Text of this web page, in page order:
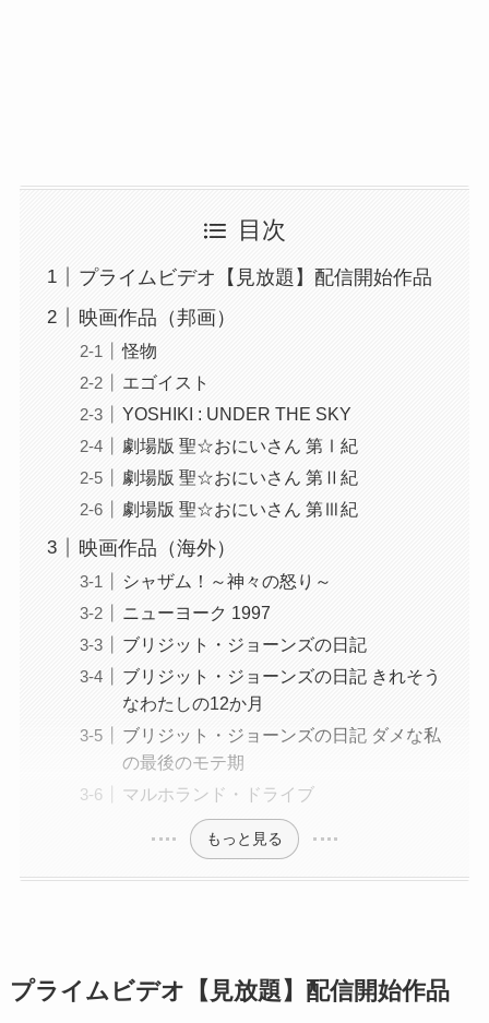
目次
プライムビデオ【見放題】配信開始作品
映画作品（邦画）
怪物
エゴイスト
YOSHIKI : UNDER THE SKY
劇場版 聖☆おにいさん 第Ⅰ紀
劇場版 聖☆おにいさん 第Ⅱ紀
劇場版 聖☆おにいさん 第Ⅲ紀
映画作品（海外）
シャザム！～神々の怒り～
ニューヨーク 1997
ブリジット・ジョーンズの日記
ブリジット・ジョーンズの日記 きれそう
なわたしの12か月
ブリジット・ジョーンズの日記 ダメな私
の最後のモテ期
マルホランド・ドライブ
もっと見る
プライムビデオ【見放題】配信開始作品